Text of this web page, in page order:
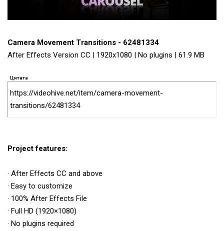
Camera Movement Transitions - 62481334
After Effects Version CC | 1920x1080 | No plugins | 61.9 MB
Цитата
https://videohive.net/item/camera-movement-
transitions/62481334
Project features:
· After Effects CC and above
· Easy to customize
· 100% After Effects File
· Full HD (1920×1080)
· No plugins required